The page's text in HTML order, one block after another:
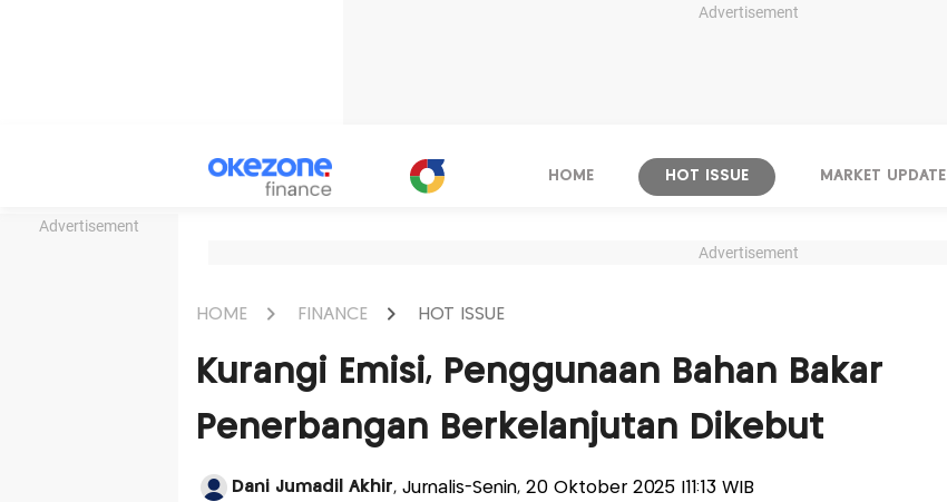
Advertisement
Advertisement
HOME HOT ISSUE MARKET UPDATE
Advertisement
HOME FINANCE HOT ISSUE
Kurangi Emisi, Penggunaan Bahan Bakar
Penerbangan Berkelanjutan Dikebut
Dani Jumadil Akhir, Jurnalis-Senin, 20 Oktober 2025 |11:13 WIB